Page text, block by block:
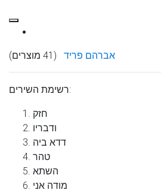
אברהם פריד (41 מוצרים)
רשימת השירים:
חזק
ודבריו
דדא ביה
טהר
השתא
מודה אני